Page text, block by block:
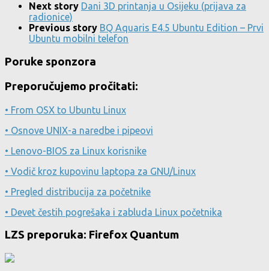
Next story Dani 3D printanja u Osijeku (prijava za
radionice)
Previous story BQ Aquaris E4.5 Ubuntu Edition – Prvi
Ubuntu mobilni telefon
Poruke sponzora
Preporučujemo pročitati:
• From OSX to Ubuntu Linux
• Osnove UNIX-a naredbe i pipeovi
• Lenovo-BIOS za Linux korisnike
• Vodič kroz kupovinu laptopa za GNU/Linux
• Pregled distribucija za početnike
• Devet čestih pogrešaka i zabluda Linux početnika
LZS preporuka: Firefox Quantum